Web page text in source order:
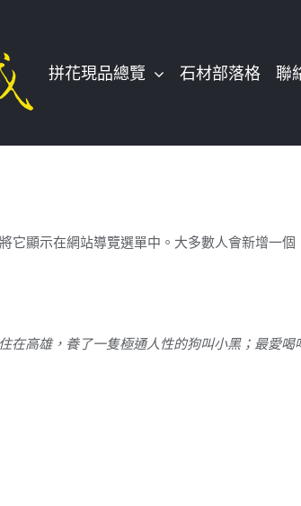
拼花現品總覽 石材部落格 聯
顯示在網站導覽選單中。大多數人會新增一
高雄，養了一隻極通人性的狗叫小黑；最愛喝